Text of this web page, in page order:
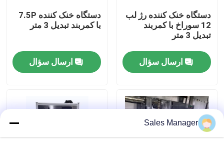
دربارهی ما
کارخانه تور
درخواست نقل قول
دستگاه خنک کننده رژ لب
12 سوراخ با کمربند
تبدیل 3 متر
ارسال سؤال
دستگاه خنک کننده 7.5P
با کمربند تبدیل 3 متر
ارسال سؤال
Sales Manager